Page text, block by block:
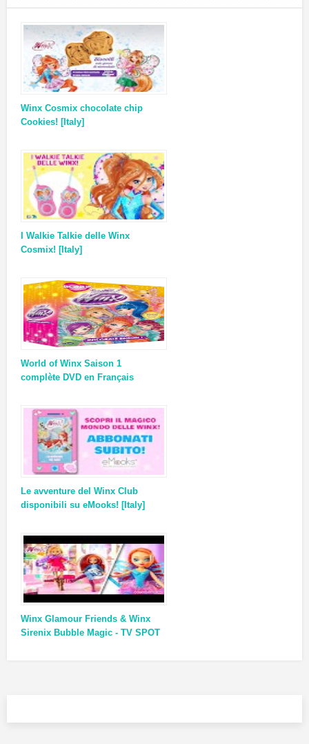
Winx Cosmix chocolate chip
Cookies! [Italy]
I Walkie Talkie delle Winx
Cosmix! [Italy]
World of Winx Saison 1
complète DVD en Français
Le avventure del Winx Club
disponibili su eMooks! [Italy]
Winx Glamour Friends & Winx
Sirenix Bubble Magic - TV SPOT